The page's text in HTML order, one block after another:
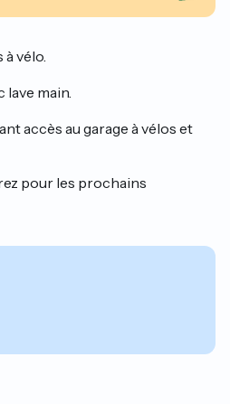
vélo.
lave main.
accès au garage à vélos et
pour les prochains